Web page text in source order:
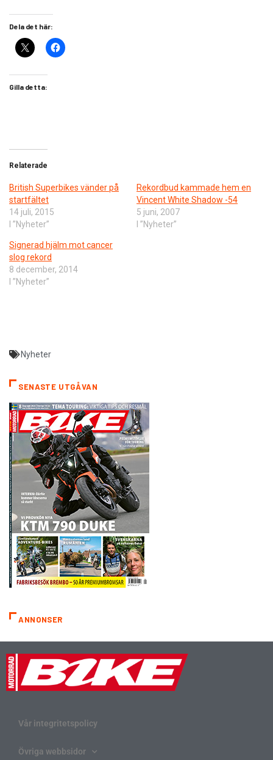
Dela det här:
Gilla detta:
Relaterade
British Superbikes vänder på
startfältet
14 juli, 2015
I ”Nyheter”
Rekordbud kammade hem en
Vincent White Shadow -54
5 juni, 2007
I ”Nyheter”
Signerad hjälm mot cancer
slog rekord
8 december, 2014
I ”Nyheter”
Nyheter
SENASTE UTGÅVAN
ANNONSER
Vår integritetspolicy
Övriga webbsidor